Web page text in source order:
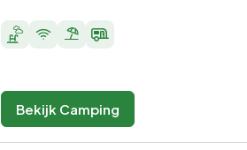
Bekijk Camping